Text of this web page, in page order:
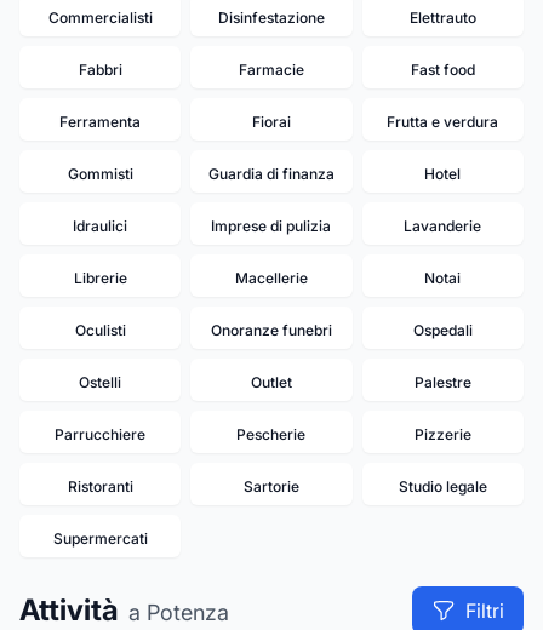
Commercialisti Disinfestazione Elettrauto
Fabbri Farmacie Fast food
Ferramenta Fiorai Frutta e verdura
Gommisti Guardia di finanza Hotel
Idraulici Imprese di pulizia Lavanderie
Librerie Macellerie Notai
Oculisti Onoranze funebri Ospedali
Ostelli Outlet Palestre
Parrucchiere Pescherie Pizzerie
Ristoranti Sartorie Studio legale
Supermercati
Attività a Potenza Filtri